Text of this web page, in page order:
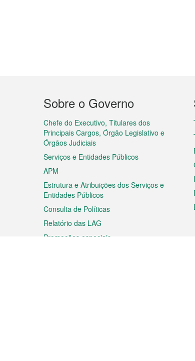
Menu
do
rodapé
Sobre o Governo
Chefe do Executivo, Titulares dos
Principais Cargos, Órgão Legislativo e
Órgãos Judiciais
Serviços e Entidades Públicos
APM
Estrutura e Atribuições dos Serviços e
Entidades Públicos
Consulta de Políticas
Relatório das LAG
Promoções especiais